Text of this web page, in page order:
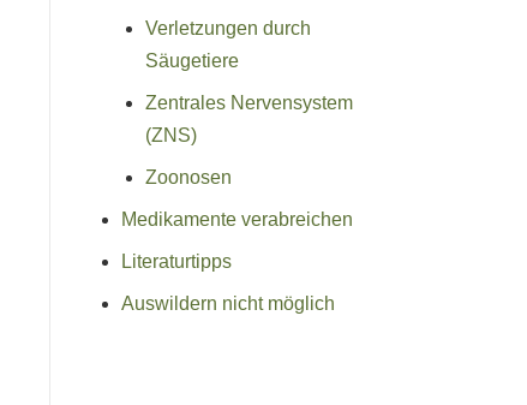
Verletzungen durch
Säugetiere
Zentrales Nervensystem
(ZNS)
Zoonosen
Medikamente verabreichen
Literaturtipps
Auswildern nicht möglich